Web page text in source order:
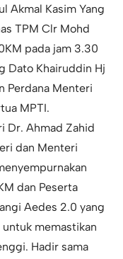
Akmal Kasim Yang
TPM Clr Mohd
pada jam 3.30
Dato Khairuddin Hj
Perdana Menteri
MPTI.
Dr. Ahmad Zahid
dan Menteri
dan Peserta
Aedes 2.0 yang
memastikan
Hadir sama